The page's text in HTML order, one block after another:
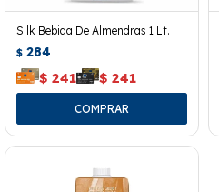
Silk Bebida De Almendras 1 Lt.
$ 284
$ 241 $ 241